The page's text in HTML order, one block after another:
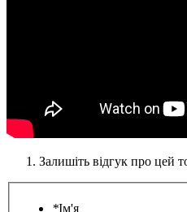
Залишіть відгук про цей
*Ім'я